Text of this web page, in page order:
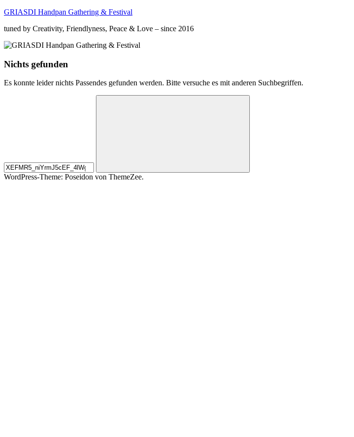
Zum
springen
GRIASDI Handpan Gathering & Festival
tuned by Creativity, Friendlyness, Peace & Love – since 2016
Nichts gefunden
Es konnte leider nichts Passendes gefunden werden. Bitte versuche es mit anderen Suchbegriffen.
Suchen
WordPress-Theme: Poseidon von ThemeZee.